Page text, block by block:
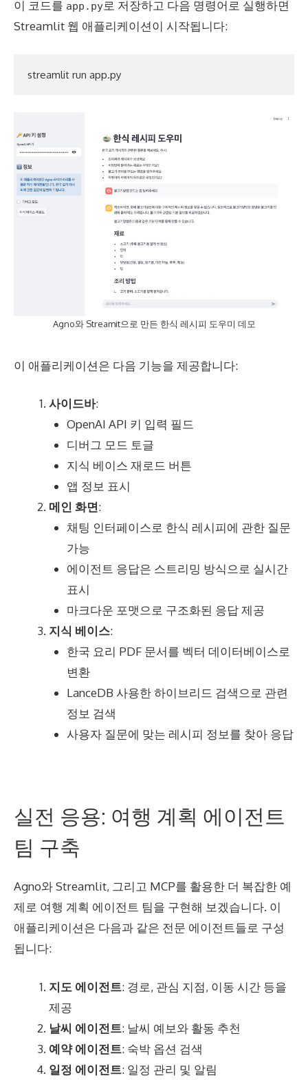
이 코드를 app.py로 저장하고 다음 명령어로 실행하면
Streamlit 웹 애플리케이션이 시작됩니다:
Agno와 Streamit으로 만든 한식 레시피 도우미 데모
이 애플리케이션은 다음 기능을 제공합니다:
사이드바:
OpenAI API 키 입력 필드
디버그 모드 토글
지식 베이스 재로드 버튼
앱 정보 표시
메인 화면:
채팅 인터페이스로 한식 레시피에 관한 질문
가능
에이전트 응답은 스트리밍 방식으로 실시간
표시
마크다운 포맷으로 구조화된 응답 제공
지식 베이스:
한국 요리 PDF 문서를 벡터 데이터베이스로
변환
LanceDB 사용한 하이브리드 검색으로 관련
정보 검색
사용자 질문에 맞는 레시피 정보를 찾아 응답
실전 응용: 여행 계획 에이전트
팀 구축
Agno와 Streamlit, 그리고 MCP를 활용한 더 복잡한 예
제로 여행 계획 에이전트 팀을 구현해 보겠습니다. 이
애플리케이션은 다음과 같은 전문 에이전트들로 구성
됩니다:
지도 에이전트: 경로, 관심 지점, 이동 시간 등을
제공
날씨 에이전트: 날씨 예보와 활동 추천
예약 에이전트: 숙박 옵션 검색
일정 에이전트: 일정 관리 및 알림